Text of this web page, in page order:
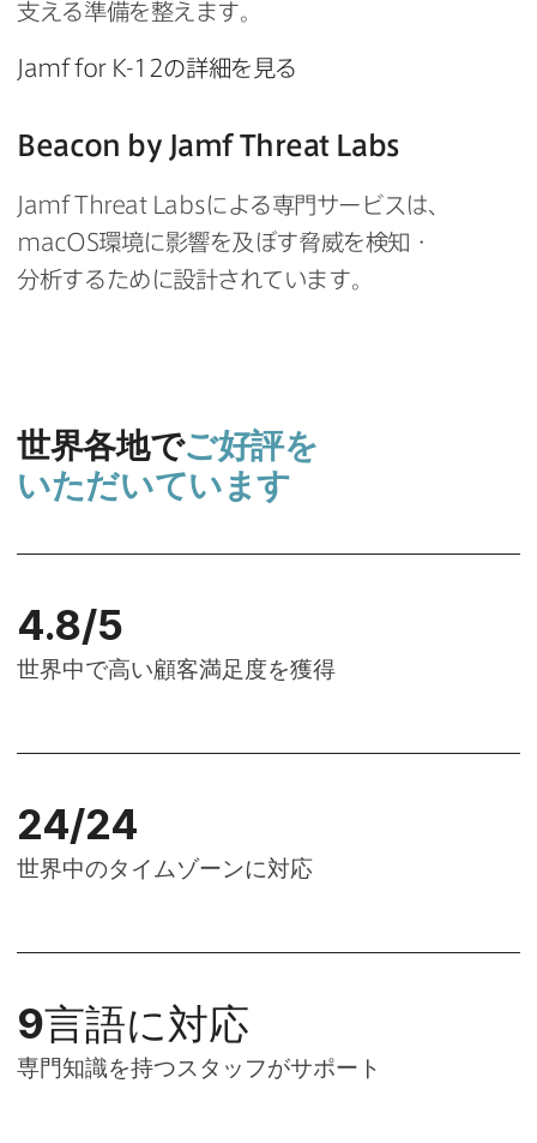
支える​準備を​整えます。
Jamf for K-12の​詳細を​見る
Beacon by Jamf Threat Labs
Jamf Threat Labsに​よる​専門サービスは、
macOS環境に​影響を​及ぼす脅威を​検知・
分析する​ために​設計されています。
世界各地でご好評を​
いただいています
4.8/5
世界中で​高い​顧客満足度を​獲得
24/24
世界中の​タイムゾーンに​対応
9言語に​対応
専門知識を​持つスタッフが​サポート